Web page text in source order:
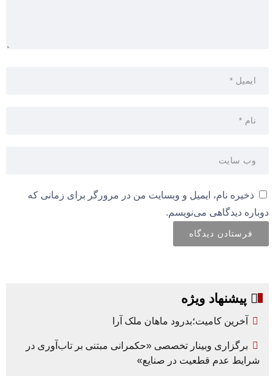
ذخیره نام، ایمیل و وبسایت من در مرورگر برای زمانی که
دوباره دیدگاهی می‌نویسم.
پیشنهاد ویژه
آخرین کامیت؛بدرود ماهان ملک آرا
برگزاری وبینار تخصصی «حکمرانی مبتنی بر تاب‌آوری در
شرایط عدم قطعیت در صنایع»